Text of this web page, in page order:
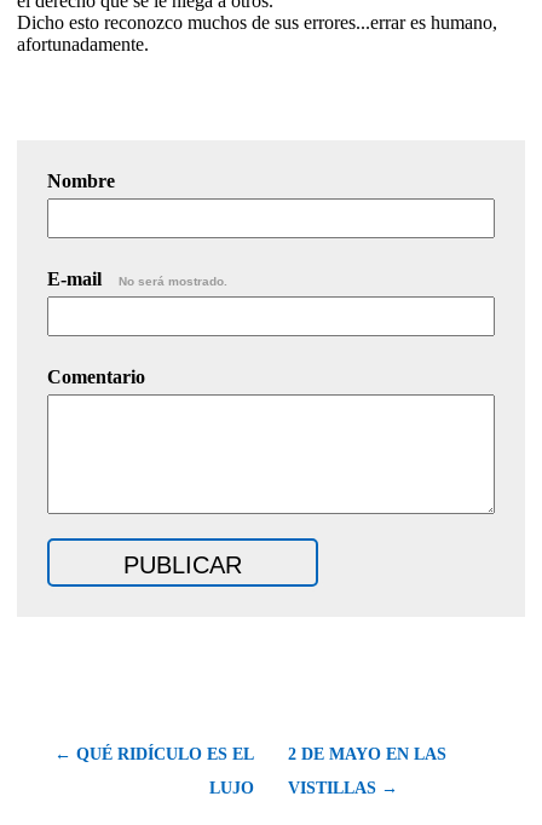
Dicho esto reconozco muchos de sus errores...errar es humano,
afortunadamente.
Nombre
E-mail No será mostrado.
Comentario
← QUÉ RIDÍCULO ES EL
LUJO
2 DE MAYO EN LAS
VISTILLAS →